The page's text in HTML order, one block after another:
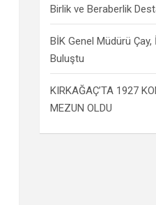
Birlik ve Beraberlik
BİK Genel Müdürü Çay,
Buluştu
KIRKAĞAÇ’TA 1927
MEZUN OLDU